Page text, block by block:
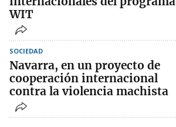
WIT
SOCIEDAD
Navarra, en un proyecto de
cooperación internacional
contra la violencia machista